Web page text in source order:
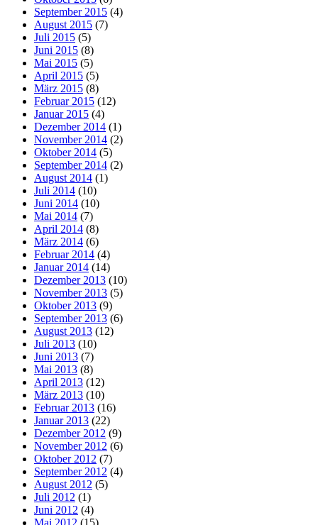
September 2015 (4)
August 2015 (7)
Juli 2015 (5)
Juni 2015 (8)
Mai 2015 (5)
April 2015 (5)
März 2015 (8)
Februar 2015 (12)
Januar 2015 (4)
Dezember 2014 (1)
November 2014 (2)
Oktober 2014 (5)
September 2014 (2)
August 2014 (1)
Juli 2014 (10)
Juni 2014 (10)
Mai 2014 (7)
April 2014 (8)
März 2014 (6)
Februar 2014 (4)
Januar 2014 (14)
Dezember 2013 (10)
November 2013 (5)
Oktober 2013 (9)
September 2013 (6)
August 2013 (12)
Juli 2013 (10)
Juni 2013 (7)
Mai 2013 (8)
April 2013 (12)
März 2013 (10)
Februar 2013 (16)
Januar 2013 (22)
Dezember 2012 (9)
November 2012 (6)
Oktober 2012 (7)
September 2012 (4)
August 2012 (5)
Juli 2012 (1)
Juni 2012 (4)